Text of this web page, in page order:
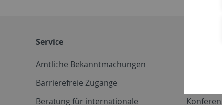
Service
Amtliche Bekanntmachungen
Barrierefreie Zugänge
Beratung für internationale